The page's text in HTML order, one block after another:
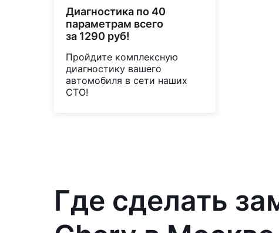
Диагностика по 40
параметрам всего
за 1290 руб!
Пройдите комплексную
диагностику вашего
автомобиля в сети наших
СТО!
Где сделать